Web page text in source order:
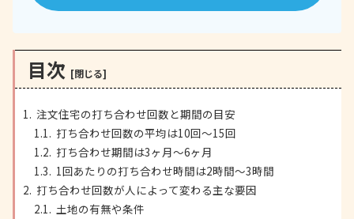
目次
注文住宅の打ち合わせ回数と期間の目安
打ち合わせ回数の平均は10回～15回
打ち合わせ期間は3ヶ月～6ヶ月
1回あたりの打ち合わせ時間は2時間～3時間
打ち合わせ回数が人によって変わる主な要因
土地の有無や条件